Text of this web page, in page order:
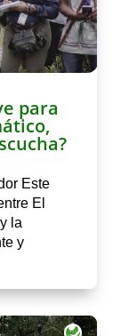
para
Este
El
la
y